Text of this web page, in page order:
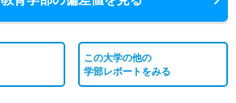
この大学の他の
学部レポートをみる